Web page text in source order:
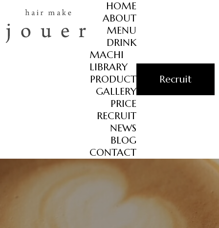
HOME
ABOUT
MENU
DRINK
MACHI
LIBRARY
PRODUCT
GALLERY
PRICE
RECRUIT
NEWS
BLOG
CONTACT
Recruit